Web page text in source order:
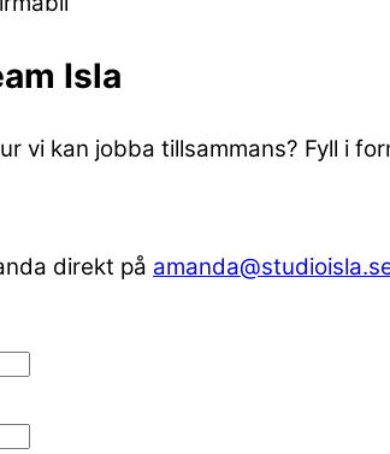
Isla
vi kan jobba tillsammans? Fyll i
direkt på